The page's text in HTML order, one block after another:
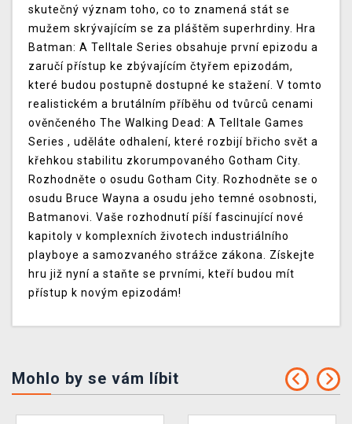
skutečný význam toho, co to znamená stát se
mužem skrývajícím se za pláštěm superhrdiny. Hra
Batman: A Telltale Series obsahuje první epizodu a
zaručí přístup ke zbývajícím čtyřem epizodám,
které budou postupně dostupné ke stažení. V tomto
realistickém a brutálním příběhu od tvůrců cenami
ověnčeného The Walking Dead: A Telltale Games
Series , uděláte odhalení, které rozbijí břicho svět a
křehkou stabilitu zkorumpovaného Gotham City.
Rozhodněte o osudu Gotham City. Rozhodněte se o
osudu Bruce Wayna a osudu jeho temné osobnosti,
Batmanovi. Vaše rozhodnutí píší fascinující nové
kapitoly v komplexních životech industriálního
playboye a samozvaného strážce zákona. Získejte
hru již nyní a staňte se prvními, kteří budou mít
přístup k novým epizodám!
Mohlo by se vám líbit